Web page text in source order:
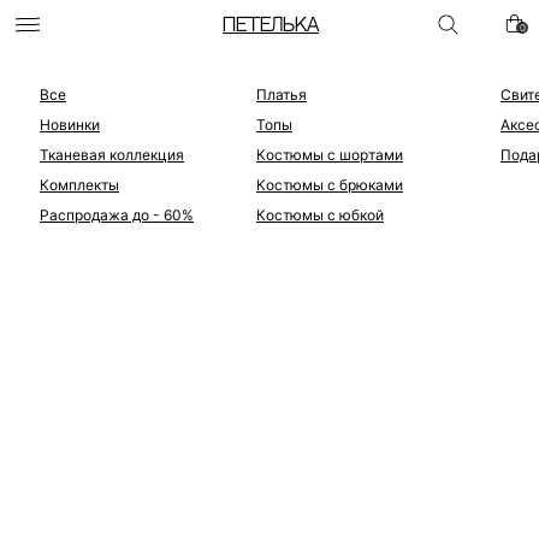
ПЕТЕЛЬКА 0
Новинки
Тканевая коллекция
Костюмы с юбкой
Костюмы с брюками
Костюмы с шортами
Топы
Платья
Распродажа до - 60%
Комплекты
Все